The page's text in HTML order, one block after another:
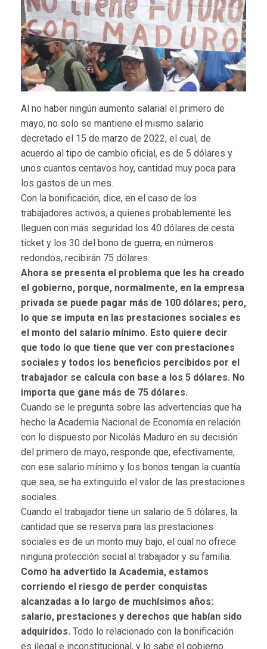
Al no haber ningún aumento salarial el primero de
mayo, no solo se mantiene el mismo salario
decretado el 15 de marzo de 2022, el cual, de
acuerdo al tipo de cambio oficial, es de 5 dólares y
unos cuantos centavos hoy, cantidad muy poca para
los gastos de un mes.
Con la bonificación, dice, en el caso de los
trabajadores activos, a quienes probablemente les
lleguen con más seguridad los 40 dólares de cesta
ticket y los 30 del bono de guerra, en números
redondos, recibirán 75 dólares.
Ahora se presenta el problema que les ha creado
el gobierno, porque, normalmente, en la empresa
privada se puede pagar más de 100 dólares; pero,
lo que se imputa en las prestaciones sociales es
el monto del salario mínimo. Esto quiere decir
que todo lo que tiene que ver con prestaciones
sociales y todos los beneficios percibidos por el
trabajador se calcula con base a los 5 dólares. No
importa que gane más de 75 dólares.
Cuando se le pregunta sobre las advertencias que ha
hecho la Academia Nacional de Economía en relación
con lo dispuesto por Nicolás Maduro en su decisión
del primero de mayo, responde que, efectivamente,
con ese salario mínimo y los bonos tengan la cuantía
que sea, se ha extinguido el valor de las prestaciones
sociales.
Cuando el trabajador tiene un salario de 5 dólares, la
cantidad que se reserva para las prestaciones
sociales es de un monto muy bajo, el cual no ofrece
ninguna protección social al trabajador y su familia.
Como ha advertido la Academia, estamos
corriendo el riesgo de perder conquistas
alcanzadas a lo largo de muchísimos años:
salario, prestaciones y derechos que habían sido
adquiridos. Todo lo relacionado con la bonificación
es ilegal e inconstitucional, y lo sabe el gobierno.